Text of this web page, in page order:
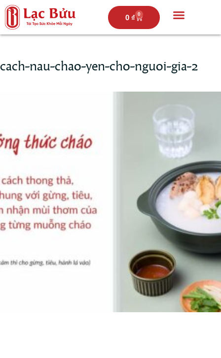
0 ₫ 0
cach-nau-chao-yen-cho-nguoi-gia-2